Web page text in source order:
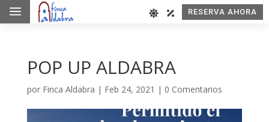
a RESERVA AHORA
POP UP ALDABRA
por Finca Aldabra | Feb 24, 2021 | 0 Comentarios